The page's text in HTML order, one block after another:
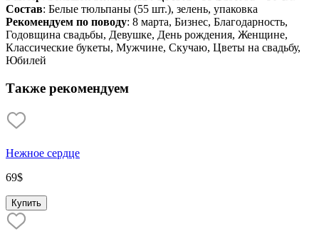
Состав: Белые тюльпаны (55 шт.), зелень, упаковка
Рекомендуем по поводу: 8 марта, Бизнес, Благодарность,
Годовщина свадьбы, Девушке, День рождения, Женщине,
Классические букеты, Мужчине, Скучаю, Цветы на свадьбу,
Юбилей
Также рекомендуем
Нежное сердце
69$
Купить